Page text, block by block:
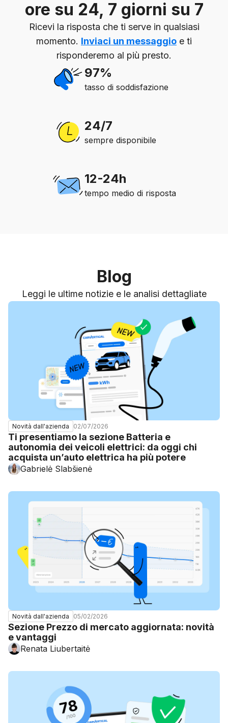
ore su 24, 7 giorni su 7
Ricevi la risposta che ti serve in qualsiasi
momento. Inviaci un messaggio e ti
risponderemo al più presto.
97%
tasso di soddisfazione
24/7
sempre disponibile
12-24h
tempo medio di risposta
Blog
Leggi le ultime notizie e le analisi dettagliate
Novità dall'azienda 02/07/2026
Ti presentiamo la sezione Batteria e
autonomia dei veicoli elettrici: da oggi chi
acquista un’auto elettrica ha più potere
Gabrielė Slabšienė
Novità dall'azienda 05/02/2026
Sezione Prezzo di mercato aggiornata: novità
e vantaggi
Renata Liubertaitė